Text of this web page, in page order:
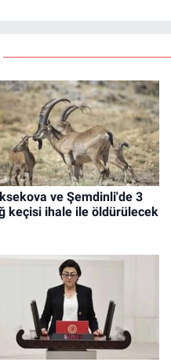
ve Şemdinli'de 3
keçisi ihale ile öldürülecek